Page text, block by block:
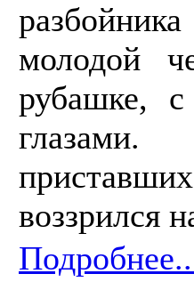
молодой
рубашке,
воззрился